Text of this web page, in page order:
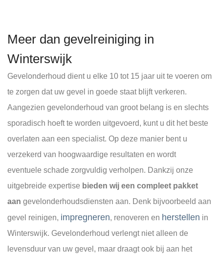
Meer dan gevelreiniging in
Winterswijk
Gevelonderhoud dient u elke 10 tot 15 jaar uit te voeren om
te zorgen dat uw gevel in goede staat blijft verkeren.
Aangezien gevelonderhoud van groot belang is en slechts
sporadisch hoeft te worden uitgevoerd, kunt u dit het beste
overlaten aan een specialist. Op deze manier bent u
verzekerd van hoogwaardige resultaten en wordt
eventuele schade zorgvuldig verholpen. Dankzij onze
uitgebreide expertise bieden wij een compleet pakket
aan gevelonderhoudsdiensten aan. Denk bijvoorbeeld aan
gevel reinigen, impregneren, renoveren en herstellen in
Winterswijk. Gevelonderhoud verlengt niet alleen de
levensduur van uw gevel, maar draagt ook bij aan het